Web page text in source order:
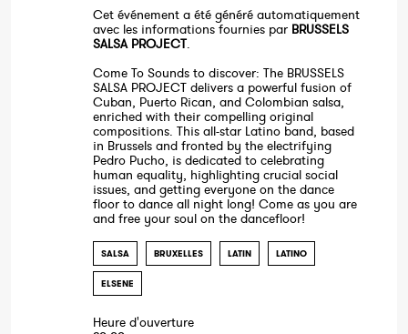
Cet événement a été généré automatiquement
avec les informations fournies par BRUSSELS
SALSA PROJECT.
Come To Sounds to discover: The BRUSSELS
SALSA PROJECT delivers a powerful fusion of
Cuban, Puerto Rican, and Colombian salsa,
enriched with their compelling original
compositions. This all-star Latino band, based
in Brussels and fronted by the electrifying
Pedro Pucho, is dedicated to celebrating
human equality, highlighting crucial social
issues, and getting everyone on the dance
floor to dance all night long! Come as you are
and free your soul on the dancefloor!
SALSA BRUXELLES LATIN LATINO
ELSENE
Heure d'ouverture